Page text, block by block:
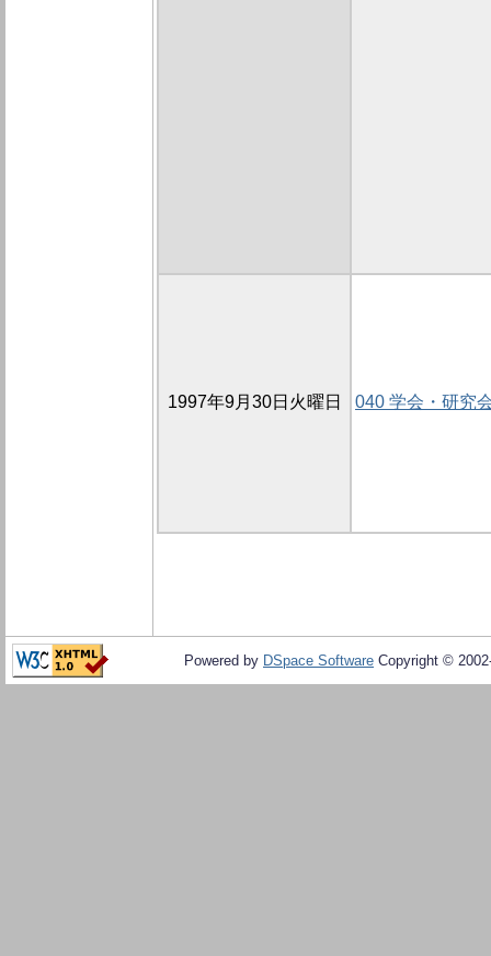
1997年9月30日火曜日 040 学会・研究
Powered by DSpace Software Copyright ©